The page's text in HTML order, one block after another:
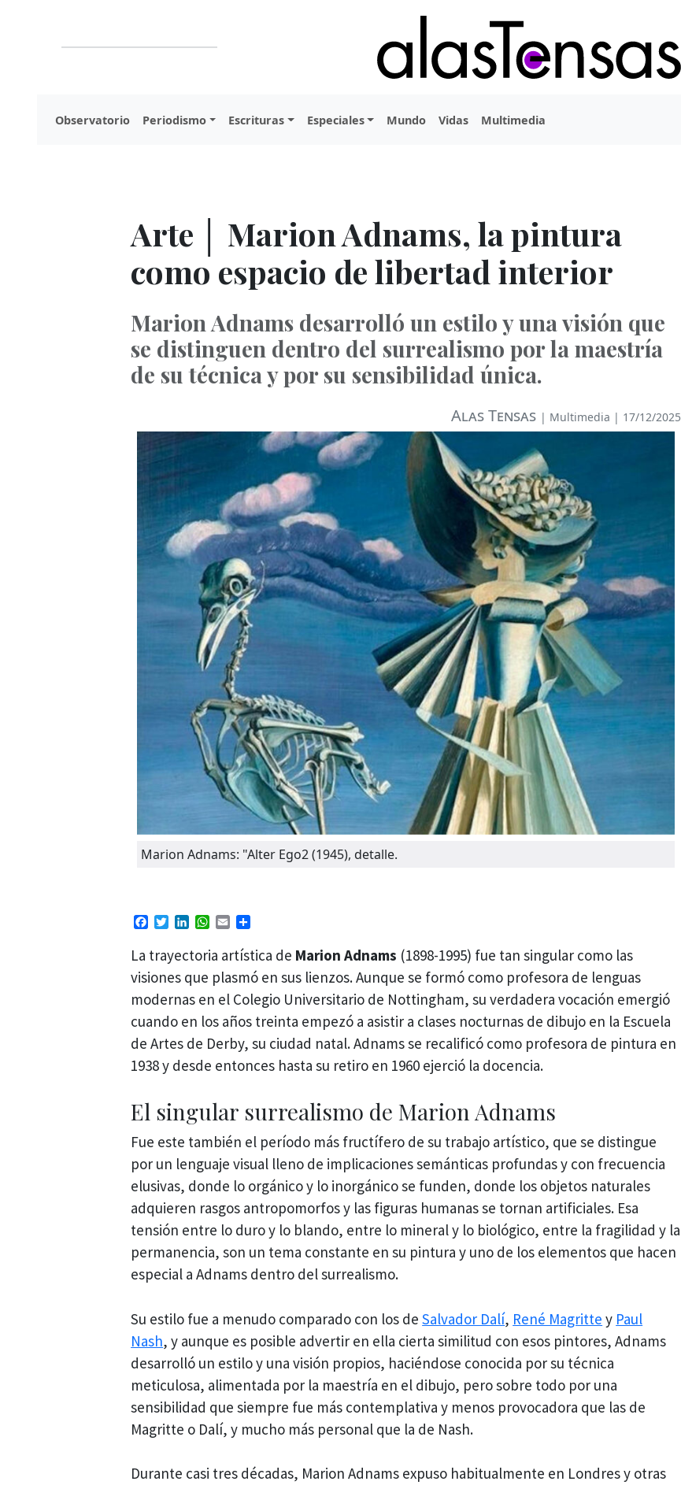
Observatorio Periodismo Escrituras Especiales Mundo Vidas Multimedia
Arte │ Marion Adnams, la pintura
como espacio de libertad interior
Marion Adnams desarrolló un estilo y una visión que
se distinguen dentro del surrealismo por la maestría
de su técnica y por su sensibilidad única.
Alas Tensas | Multimedia | 17/12/2025
Marion Adnams: "Alter Ego2 (1945), detalle.
Facebook
TwitterLinkedIn
WhatsApp
Email
La trayectoria artística de Marion Adnams (1898-1995) fue tan singular como las
visiones que plasmó en sus lienzos. Aunque se formó como profesora de lenguas
modernas en el Colegio Universitario de Nottingham, su verdadera vocación emergió
cuando en los años treinta empezó a asistir a clases nocturnas de dibujo en la Escuela
de Artes de Derby, su ciudad natal. Adnams se recalificó como profesora de pintura en
1938 y desde entonces hasta su retiro en 1960 ejerció la docencia.
El singular surrealismo de Marion Adnams
Fue este también el período más fructífero de su trabajo artístico, que se distingue
por un lenguaje visual lleno de implicaciones semánticas profundas y con frecuencia
elusivas, donde lo orgánico y lo inorgánico se funden, donde los objetos naturales
adquieren rasgos antropomorfos y las figuras humanas se tornan artificiales. Esa
tensión entre lo duro y lo blando, entre lo mineral y lo biológico, entre la fragilidad y la
permanencia, son un tema constante en su pintura y uno de los elementos que hacen
especial a Adnams dentro del surrealismo.
Su estilo fue a menudo comparado con los deSalvador Dalí, René Magritte y Paul
Nash, y aunque es posible advertir en ella cierta similitud con esos pintores, Adnams
desarrolló un estilo y una visión propios, haciéndose conocida por su técnica
meticulosa, alimentada por la maestría en el dibujo, pero sobre todo por una
sensibilidad que siempre fue más contemplativa y menos provocadora que las de
Magritte o Dalí, y mucho más personal que la de Nash.
Durante casi tres décadas, Marion Adnams expuso habitualmente en Londres y otras